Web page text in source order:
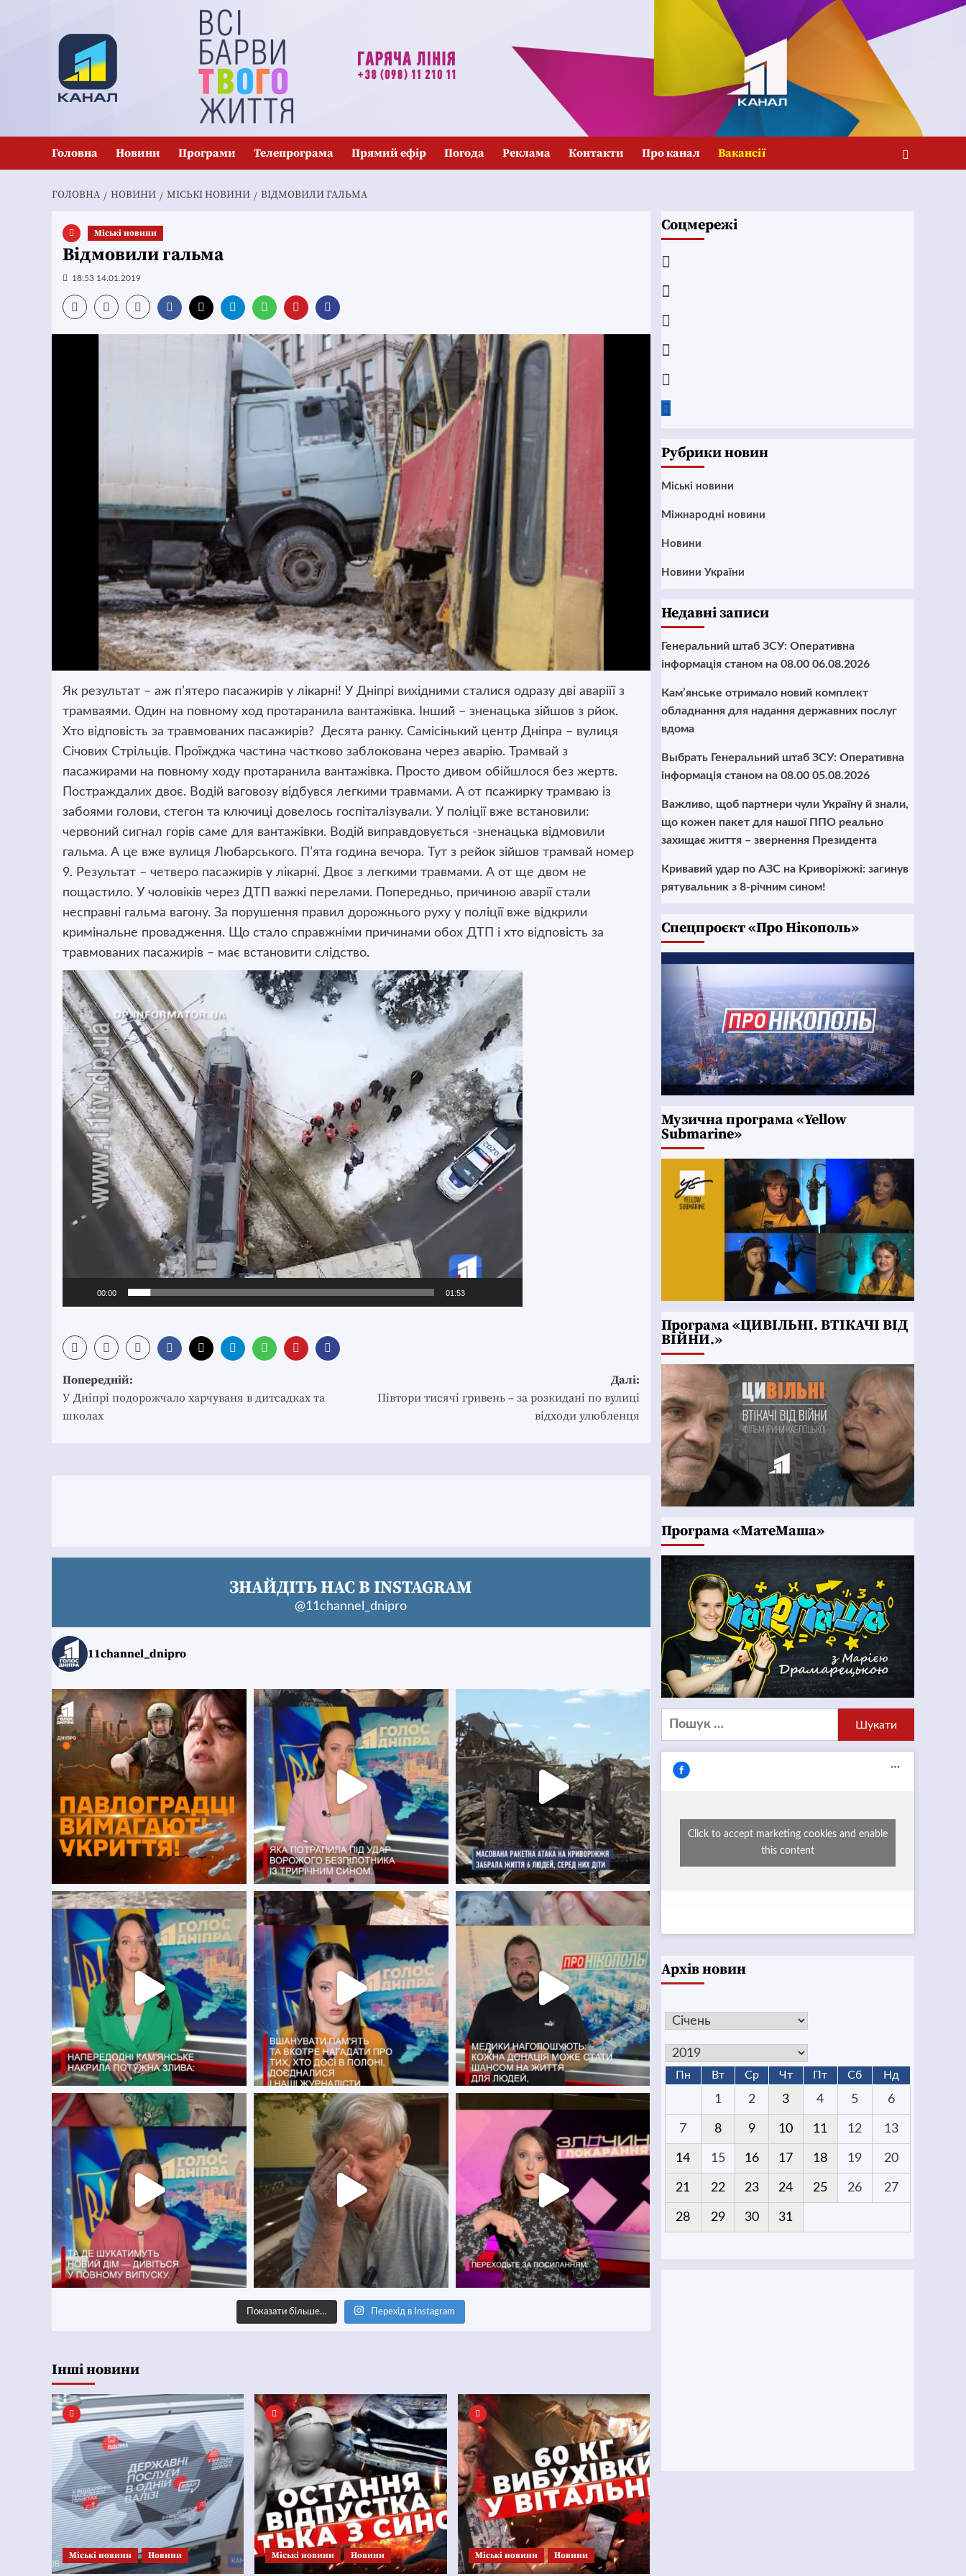
Головна Новини Програми Телепрограма Прямий ефір Погода Реклама Контакти Про канал Вакансії
ГОЛОВНА НОВИНИ MІСЬКІ НОВИНИ ВІДМОВИЛИ ГАЛЬМА
Mіські новини
Відмовили гальма
18:53 14.01.2019
Як результат – аж п’ятеро пасажирів у лікарні! У Дніпрі вихідними сталися одразу дві аваріїї з
трамваями. Один на повному ход протаранила вантажівка. Інший – зненацька зійшов з рйок.
Хто відповість за травмованих пасажирів? Десята ранку. Самісінький центр Дніпра – вулиця
Січових Стрільців. Проїжджа частина частково заблокована через аварію. Трамвай з
пасажирами на повному ходу протаранила вантажівка. Просто дивом обійшлося без жертв.
Постраждалих двоє. Водій ваговозу відбувся легкими травмами. А от псажирку трамваю із
забоями голови, стегон та ключиці довелось госпіталізували. У поліції вже встановили:
червоний сигнал горів саме для вантажівки. Водій виправдовується -зненацька відмовили
гальма. А це вже вулиця Любарського. П’ята година вечора. Тут з рейок зійшов трамвай номер
9. Результат – четверо пасажирів у лікарні. Двоє з легкими травмами. А от ще двом не
пощастило. У чоловіків через ДТП важкі перелами. Попередньо, причиною аварії стали
несправні гальма вагону. За порушення правил дорожнього руху у поліції вже відкрили
кримінальне провадження. Що стало справжніми причинами обох ДТП і хто відповість за
травмованих пасажирів – має встановити слідство.
Відеопрогравач
00:00 01:53
Post
navigation
Попередній:
У Дніпрі подорожчало харчуваня в дитсадках та
школах
Далі:
Півтори тисячі гривень – за розкидані по вулиці
відходи улюбленця
ЗНАЙДІТЬ НАС В INSTAGRAM
@11channel_dnipro
11channel_dnipro
Показати більше… Перехід в Instagram
Інші новини
Mіські новини Новини Mіські новини Новини Mіські новини Новини
Соцмережі
Рубрики новин
Mіські новини
Міжнародні новини
Новини
Новини України
Недавні записи
Генеральний штаб ЗСУ: Оперативна
інформація станом на 08.00 06.08.2026
Кам’янське отримало новий комплект
обладнання для надання державних послуг
вдома
Выбрать Генеральний штаб ЗСУ: Оперативна
інформація станом на 08.00 05.08.2026
Важливо, щоб партнери чули Україну й знали,
що кожен пакет для нашої ППО реально
захищає життя – звернення Президента
Кривавий удар по АЗС на Криворіжжі: загинув
рятувальник з 8-річним сином!
Cпецпроєкт «Про Нікополь»
Музична програма «Yellow
Submarine»
Програма «ЦИВІЛЬНІ. ВТІКАЧІ ВІД
ВІЙНИ.»
Програма «МатеМаша»
Пошук:
Click to accept marketing cookies and enable
this content
Архів новин
Пн Вт Ср Чт Пт Сб Нд
1 2 3 4 5 6
7 8 9 10 11 12 13
14 15 16 17 18 19 20
21 22 23 24 25 26 27
28 29 30 31